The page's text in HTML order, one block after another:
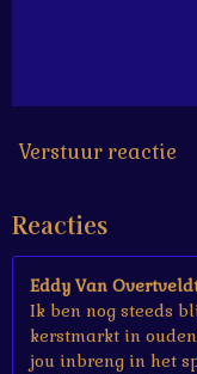
s
r
r
Verstuur reactie
Reacties
Eddy Van
Ik ben nog steeds
kerstmarkt in
jou inbreng in het